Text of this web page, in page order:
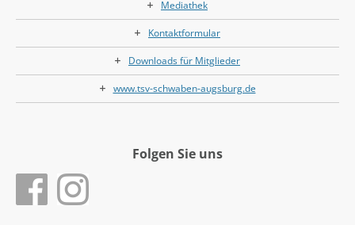
Mediathek
Kontaktformular
Downloads für Mitglieder
www.tsv-schwaben-augsburg.de
Folgen Sie uns